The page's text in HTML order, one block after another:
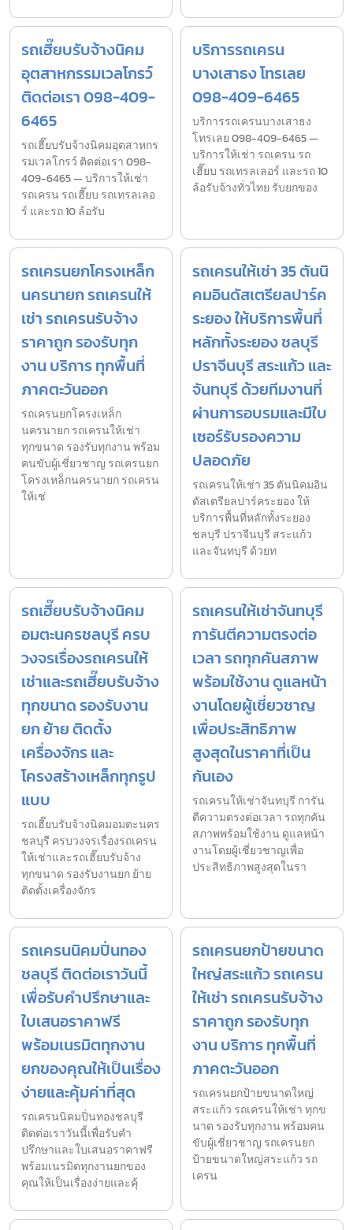
รถเฮี๊ยบรับจ้างนิคม
อุตสาหกรรมเวลโกรว์
ติดต่อเรา 098-409-
6465
รถเฮี๊ยบรับจ้างนิคมอุตสาหกร
รมเวลโกรว์ ติดต่อเรา 098-
409-6465 — บริการให้เช่า
รถเครน รถเฮี๊ยบ รถเทรลเลอ
ร์ และรถ 10 ล้อรับ
บริการรถเครน
บางเสาธง โทรเลย
098-409-6465
บริการรถเครนบางเสาธง
โทรเลย 098-409-6465 —
บริการให้เช่า รถเครน รถ
เฮี๊ยบ รถเทรลเลอร์ และรถ 10
ล้อรับจ้างทั่วไทย รับยกของ
รถเครนยกโครงเหล็ก
นครนายก รถเครนให้
เช่า รถเครนรับจ้าง
ราคาถูก รองรับทุก
งาน บริการ ทุกพื้นที่
ภาคตะวันออก
รถเครนยกโครงเหล็ก
นครนายก รถเครนให้เช่า
ทุกขนาด รองรับทุกงาน พร้อม
คนขับผู้เชี่ยวชาญ รถเครนยก
โครงเหล็กนครนายก รถเครน
ให้เช่
รถเครนให้เช่า 35 ตันนิ
คมอินดัสเตรียลปาร์ค
ระยอง ให้บริการพื้นที่
หลักทั้งระยอง ชลบุรี
ปราจีนบุรี สระแก้ว และ
จันทบุรี ด้วยทีมงานที่
ผ่านการอบรมและมีใบ
เซอร์รับรองความ
ปลอดภัย
รถเครนให้เช่า 35 ตันนิคมอิน
ดัสเตรียลปาร์คระยอง ให้
บริการพื้นที่หลักทั้งระยอง
ชลบุรี ปราจีนบุรี สระแก้ว
และจันทบุรี ด้วยท
รถเฮี๊ยบรับจ้างนิคม
อมตะนครชลบุรี ครบ
วงจรเรื่องรถเครนให้
เช่าและรถเฮี๊ยบรับจ้าง
ทุกขนาด รองรับงาน
ยก ย้าย ติดตั้ง
เครื่องจักร และ
โครงสร้างเหล็กทุกรูป
แบบ
รถเฮี๊ยบรับจ้างนิคมอมตะนคร
ชลบุรี ครบวงจรเรื่องรถเครน
ให้เช่าและรถเฮี๊ยบรับจ้าง
ทุกขนาด รองรับงานยก ย้าย
ติดตั้งเครื่องจักร
รถเครนให้เช่าจันทบุรี
การันตีความตรงต่อ
เวลา รถทุกคันสภาพ
พร้อมใช้งาน ดูแลหน้า
งานโดยผู้เชี่ยวชาญ
เพื่อประสิทธิภาพ
สูงสุดในราคาที่เป็น
กันเอง
รถเครนให้เช่าจันทบุรี การัน
ตีความตรงต่อเวลา รถทุกคัน
สภาพพร้อมใช้งาน ดูแลหน้า
งานโดยผู้เชี่ยวชาญเพื่อ
ประสิทธิภาพสูงสุดในรา
รถเครนนิคมปิ่นทอง
ชลบุรี ติดต่อเราวันนี้
เพื่อรับคำปรึกษาและ
ใบเสนอราคาฟรี
พร้อมเนรมิตทุกงาน
ยกของคุณให้เป็นเรื่อง
ง่ายและคุ้มค่าที่สุด
รถเครนนิคมปิ่นทองชลบุรี
ติดต่อเราวันนี้เพื่อรับคำ
ปรึกษาและใบเสนอราคาฟรี
พร้อมเนรมิตทุกงานยกของ
คุณให้เป็นเรื่องง่ายและคุ้
รถเครนยกป้ายขนาด
ใหญ่สระแก้ว รถเครน
ให้เช่า รถเครนรับจ้าง
ราคาถูก รองรับทุก
งาน บริการ ทุกพื้นที่
ภาคตะวันออก
รถเครนยกป้ายขนาดใหญ่
สระแก้ว รถเครนให้เช่า ทุกข
นาด รองรับทุกงาน พร้อมคน
ขับผู้เชี่ยวชาญ รถเครนยก
ป้ายขนาดใหญ่สระแก้ว รถ
เครน